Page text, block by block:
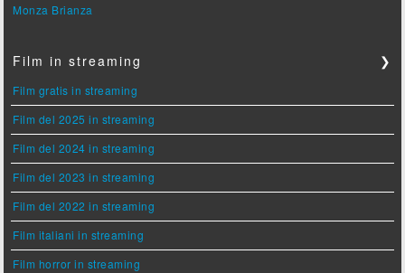
Monza Brianza
Film in streaming ❯
Film gratis in streaming
Film del 2025 in streaming
Film del 2024 in streaming
Film del 2023 in streaming
Film del 2022 in streaming
Film italiani in streaming
Film horror in streaming